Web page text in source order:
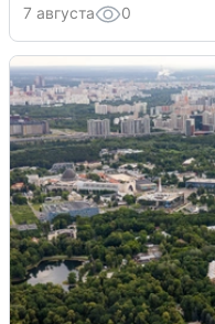
7 августа 0